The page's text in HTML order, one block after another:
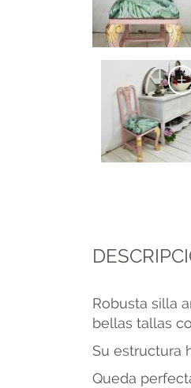
+
Robusta silla
bellas tallas
Su estructura
Queda